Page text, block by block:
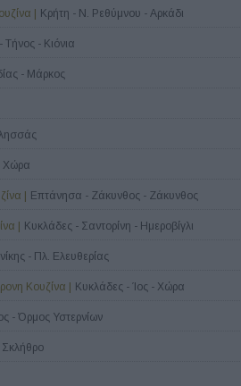
| Κρήτη - Ν. Ρεθύμνου - Αρκάδι
Τήνος - Κιόνια
- Μάρκος
Χώρα
| Επτάνησα - Ζάκυνθος - Ζάκυνθος
| Κυκλάδες - Σαντορίνη - Ημεροβίγλι
- Πλ. Ελευθερίας
Κουζίνα | Κυκλάδες - Ίος - Χώρα
- Όρμος Υστερνίων